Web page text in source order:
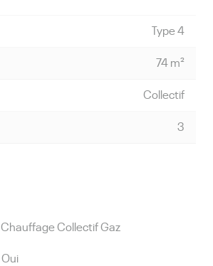
Type 4
74 m²
Collectif
3
Chauffage Collectif Gaz
Oui